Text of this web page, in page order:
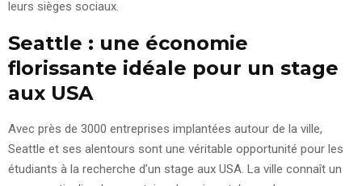
leurs sièges sociaux.
Seattle : une économie
florissante idéale pour un stage
aux USA
Avec près de 3000 entreprises implantées autour de la ville,
Seattle et ses alentours sont une véritable opportunité pour les
étudiants à la recherche d’un stage aux USA. La ville connaît un